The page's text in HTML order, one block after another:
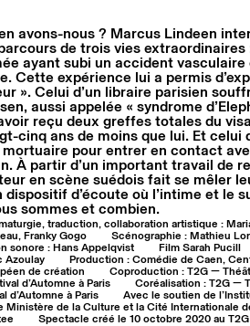
avons-nous ? Marcus Lindeen
de trois vies extraordinaires
ayant subi un accident vasculaire
Cette expérience lui a permis
». Celui d’un libraire parisien
aussi appelée « syndrome
reçu deux greffes totales du
cinq ans de moins que lui. Et celui
pour entrer en contact
À partir d’un important travail de
en scène suédois fait se mêler
d’écoute où l’intime et le
sommes et combien.
traduction, collaboration artistique :
Franky Gogo
Scénographie : Mathieu
sonore : Hans Appelqvist Film Sarah Pucill
Azoulay
Production : Comédie de Caen,
de création
Coproduction : T2G —
d’Automne à Paris
Coréalisation : T2G —
d’Automne à Paris
Avec le soutien de
Ministère de la Culture et la Cité Internationale
Spectacle créé le 10 octobre 2020 au